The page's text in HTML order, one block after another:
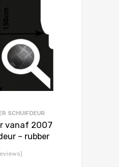
SCHUIFDEUR
vanaf 2007
– rubber